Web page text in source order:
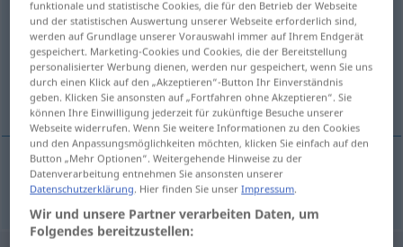
Übersicht aller Übersetzungen
(Für mehr Details die Übersetzung anklicken/antippen)
Onkologie
Onkologief oncologia
funktionale und statistische Cookies, die für den Betrieb der Webseite
und der statistischen Auswertung unserer Webseite erforderlich sind,
werden auf Grundlage unserer Vorauswahl immer auf Ihrem Endgerät
gespeichert. Marketing-Cookies und Cookies, die der Bereitstellung
personalisierter Werbung dienen, werden nur gespeichert, wenn Sie uns
durch einen Klick auf den „Akzeptieren“-Button Ihr Einverständnis
geben. Klicken Sie ansonsten auf „Fortfahren ohne Akzeptieren“. Sie
können Ihre Einwilligung jederzeit für zukünftige Besuche unserer
Webseite widerrufen. Wenn Sie weitere Informationen zu den Cookies
und den Anpassungsmöglichkeiten möchten, klicken Sie einfach auf den
Button „Mehr Optionen“. Weitergehende Hinweise zu der
Datenverarbeitung entnehmen Sie ansonsten unserer
Datenschutzerklärung. Hier finden Sie unserImpressum.
Wir und unsere Partner verarbeiten Daten, um
Folgendes bereitzustellen: